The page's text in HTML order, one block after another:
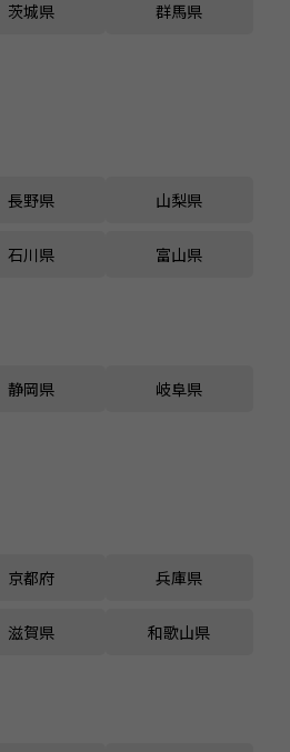
茨城県 群馬県
長野県 山梨県
石川県 富山県
静岡県 岐阜県
京都府 兵庫県
滋賀県 和歌山県